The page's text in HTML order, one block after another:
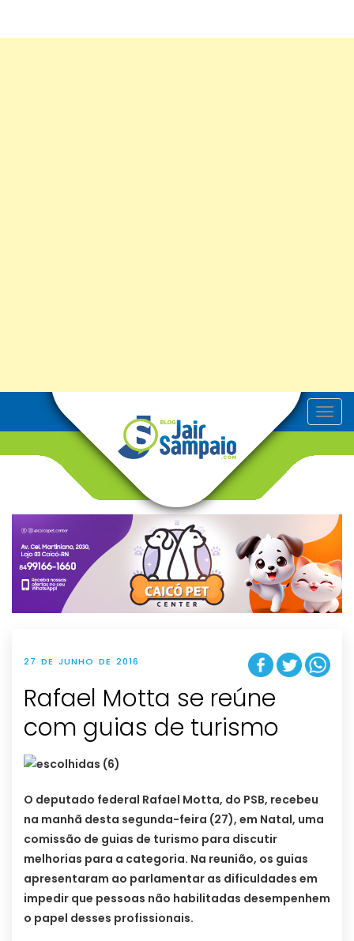
T
o
v
g
t
i
o
n
27 DE JUNHO DE 2016
Rafael Motta se reúne
O deputado federal Rafael Motta, do PSB, recebeu
na manhã desta segunda-feira (27), em Natal, uma
comissão de guias de turismo para discutir
melhorias para a categoria. Na reunião, os guias
apresentaram ao parlamentar as dificuldades em
impedir que pessoas não habilitadas desempenhem
o papel desses profissionais.